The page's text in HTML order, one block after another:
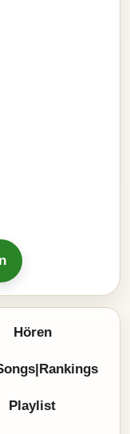
Hören
Playlist